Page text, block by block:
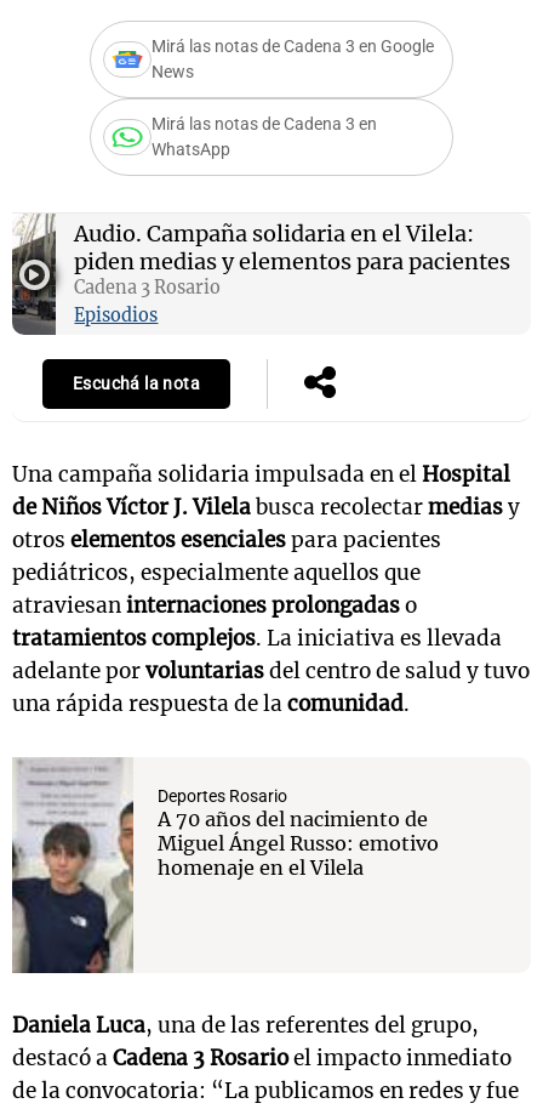
Mirá las notas de Cadena 3 en Google
News
Mirá las notas de Cadena 3 en
WhatsApp
Audio. Campaña solidaria en el Vilela:
piden medias y elementos para pacientes
Cadena 3 Rosario
Episodios
Escuchá la nota
Una campaña solidaria impulsada en elHospital
de Niños Víctor J. Vilelabusca recolectarmediasy
otros elementos esencialespara pacientes
pediátricos, especialmente aquellos que
atraviesaninternaciones prolongadaso
tratamientos complejos. La iniciativa es llevada
adelante porvoluntariasdel centro de salud y tuvo
una rápida respuesta de lacomunidad.
Deportes Rosario
A 70 años del nacimiento de
Miguel Ángel Russo: emotivo
homenaje en el Vilela
Daniela Luca, una de las referentes del grupo,
destacó aCadena 3 Rosarioel impacto inmediato
de la convocatoria: “La publicamos en redes y fue